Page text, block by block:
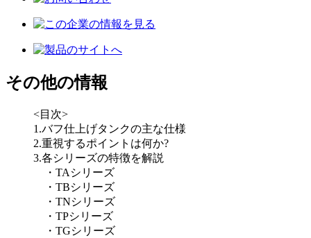
その他の情報
<目次>
1.バフ仕上げタンクの主な仕様
2.重視するポイントは何か?
3.各シリーズの特徴を解説
・TAシリーズ
・TBシリーズ
・TNシリーズ
・TPシリーズ
・TGシリーズ